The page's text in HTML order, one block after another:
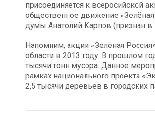
присоединяется к всеросийской
общественное движение «Зелёная
думы Анатолий Карпов (признан в
Напомним, акции «Зелёная
области в 2013 году. В прошлом
тысячи тонн мусора. Данное
рамках национального проекта
2,5 тысячи деревьев в городских